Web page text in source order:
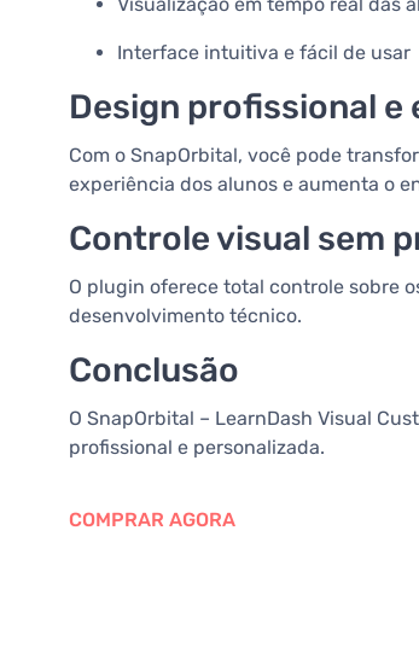
Interface intuitiva e fácil de usar
Design profissional
Com o SnapOrbital, você pode
experiência dos alunos e aumenta o
Controle visual sem
O plugin oferece total controle sobre
desenvolvimento técnico.
Conclusão
O SnapOrbital – LearnDash Visual
profissional e personalizada.
COMPRAR AGORA